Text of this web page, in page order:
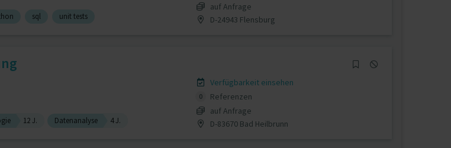
sql unit tests
auf Anfrage
D-24943 Flensburg
12 J. Datenanalyse 4 J.
Verfügbarkeit einsehen
0
Referenzen
auf Anfrage
D-83670 Bad Heilbrunn